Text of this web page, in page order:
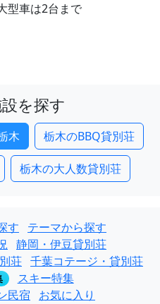
型車は2台まで
を探す
木 栃木のBBQ貸別荘
栃木の大人数貸別荘
す
テーマから探す
静岡・伊豆貸別荘
荘 千葉コテージ・貸別荘
スキー特集
民宿 お気に入り